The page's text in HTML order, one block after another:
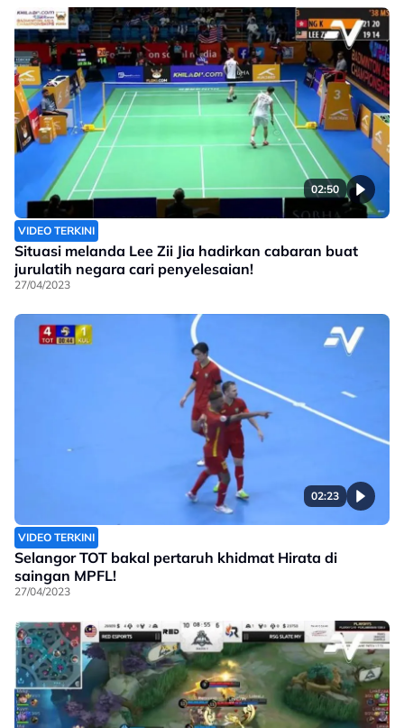
02:50
VIDEO TERKINI
Situasi melanda Lee Zii Jia hadirkan cabaran buat
jurulatih negara cari penyelesaian!
27/04/2023
02:23
VIDEO TERKINI
Selangor TOT bakal pertaruh khidmat Hirata di
saingan MPFL!
27/04/2023